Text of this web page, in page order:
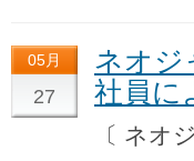
05月
27
ネオジ
社員に
〔 ネオ